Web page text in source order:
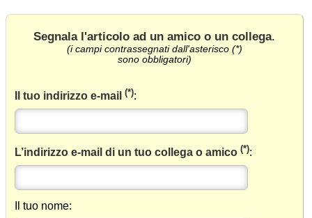
Segnala l'articolo ad un amico o un collega.
(i campi contrassegnati dall'asterisco (*)
sono obbligatori)
Il tuo indirizzo e-mail(*):
L’indirizzo e-mail di un tuo collega o amico(*):
Il tuo nome: